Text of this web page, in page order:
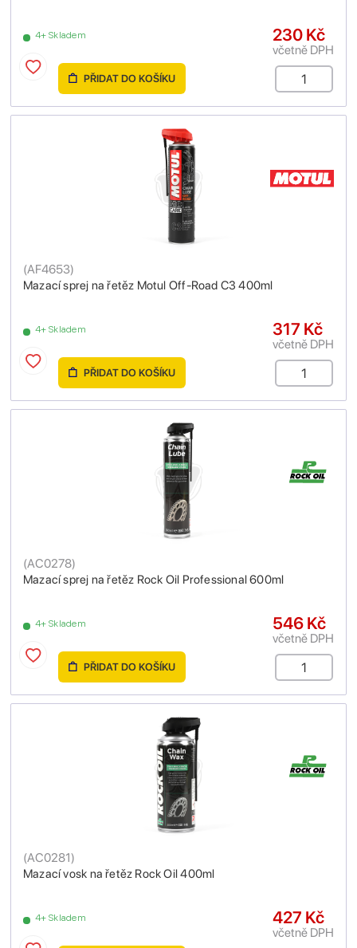
4+ Skladem 230 Kč
včetně DPH
PŘIDAT DO KOŠÍKU
Mazací sprej na řetěz Motul Off-Road C3 400ml
(AF4653)
4+ Skladem 317 Kč
včetně DPH
PŘIDAT DO KOŠÍKU
Mazací sprej na řetěz Rock Oil Professional 600ml
(AC0278)
4+ Skladem 546 Kč
včetně DPH
PŘIDAT DO KOŠÍKU
Mazací vosk na řetěz Rock Oil 400ml
(AC0281)
4+ Skladem 427 Kč
včetně DPH